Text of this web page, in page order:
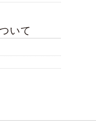
いて